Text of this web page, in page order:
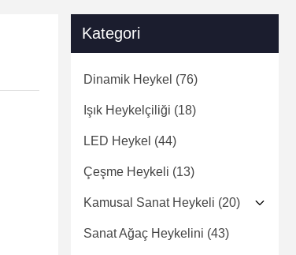
Kategori
Dinamik Heykel (76)
Işık Heykelçiliği (18)
LED Heykel (44)
Çeşme Heykeli (13)
Kamusal Sanat Heykeli (20)
Sanat Ağaç Heykelini (43)